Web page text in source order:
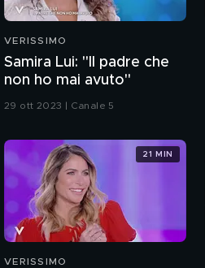
VERISSIMO
Samira Lui: "Il padre che
non ho mai avuto"
29 ott 2023 | Canale 5
VERISSIMO
21 MIN